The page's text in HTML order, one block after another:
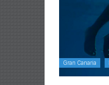
Gran Canaria